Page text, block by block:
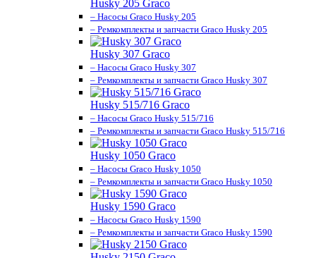
Husky 205 Graco
– Насосы Graco Husky 205
– Ремкомплекты и запчасти Graco Husky 205
Husky 307 Graco
– Насосы Graco Husky 307
– Ремкомплекты и запчасти Graco Husky 307
Husky 515/716 Graco
– Насосы Graco Husky 515/716
– Ремкомплекты и запчасти Graco Husky 515/716
Husky 1050 Graco
– Насосы Graco Husky 1050
– Ремкомплекты и запчасти Graco Husky 1050
Husky 1590 Graco
– Насосы Graco Husky 1590
– Ремкомплекты и запчасти Graco Husky 1590